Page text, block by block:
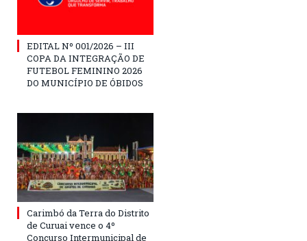
EDITAL Nº 001/2026 – III
COPA DA INTEGRAÇÃO DE
FUTEBOL FEMININO 2026
DO MUNICÍPIO DE ÓBIDOS
Carimbó da Terra do Distrito
de Curuai vence o 4º
Concurso Intermunicipal de